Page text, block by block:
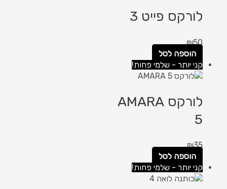
לורקס פייט 3
₪50
הוספה לסל
קני יותר - שלמי פחות!
לורקס AMARA
5
₪35
הוספה לסל
קני יותר - שלמי פחות!